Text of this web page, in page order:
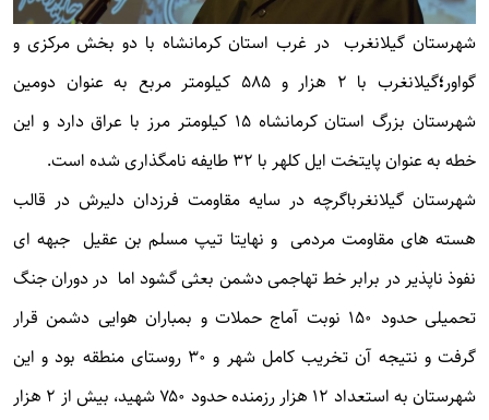
شهرستان گیلانغرب در غرب استان کرمانشاه با دو بخش مرکزی و
گواور؛
گیلانغرب با ۲ هزار و ۵۸۵ کیلومتر مربع به عنوان دومین
شهرستان بزرگ استان کرمانشاه ۱۵ کیلومتر مرز با عراق دارد و این
خطه به عنوان پایتخت ایل کلهر با ۳۲ طایفه نامگذاری شده است.
شهرستان گیلانغرباگرچه در سایه مقاومت فرزدان دلیرش در قالب
هسته های مقاومت مردمی و نهایتا تیپ مسلم بن عقیل جبهه ای
نفوذ ناپذیر در برابر خط تهاجمی دشمن بعثی گشود اما در دوران جنگ
تحمیلی حدود ۱۵۰ نوبت آماج حملات و بمباران هوایی دشمن قرار
گرفت و نتیجه آن تخریب کامل شهر و ۳۰ روستای منطقه بود و این
شهرستان به استعداد ۱۲ هزار رزمنده حدود ۷۵۰ شهید، بیش از ۲ هزار